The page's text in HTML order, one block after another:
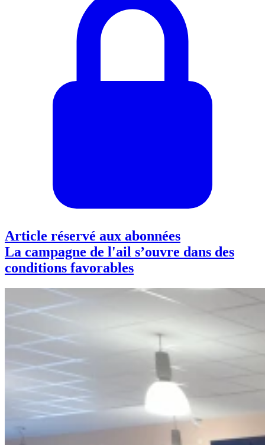
Article réservé aux abonnées
La campagne de l'ail s’ouvre dans des
conditions favorables